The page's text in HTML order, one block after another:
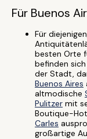
Für Buenos
Für
besten Orte
befinden
der Stadt,
Buenos Aires
altmodische
Pulitzer mit
Boutique-
Carles
großartige